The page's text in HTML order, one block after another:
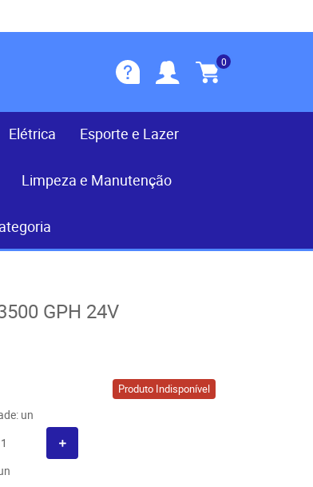
0
Elétrica Esporte e Lazer
Limpeza e Manutenção
GPH 24V
Produto Indisponível
un